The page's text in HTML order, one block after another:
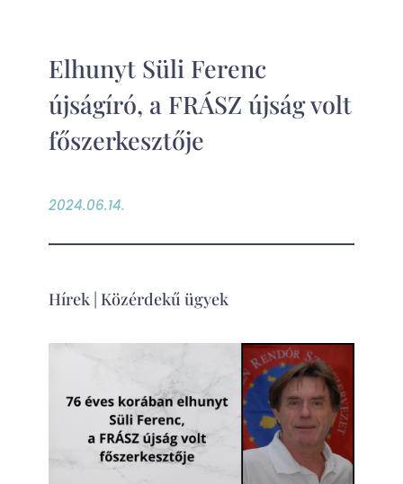
Elhunyt Süli Ferenc
újságíró, a FRÁSZ újság volt
főszerkesztője
2024.06.14.
Hírek| Közérdekű ügyek